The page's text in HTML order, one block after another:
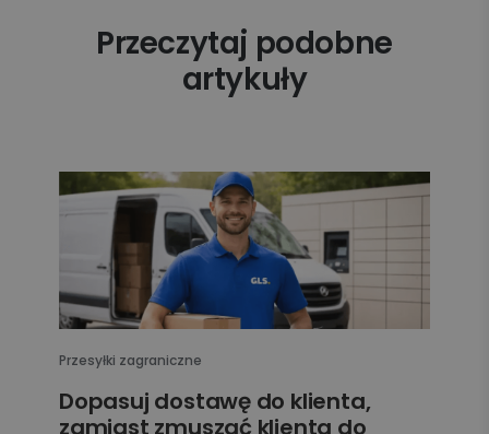
Przeczytaj podobne
artykuły
Przesyłki zagraniczne
Dopasuj dostawę do klienta,
zamiast zmuszać klienta do